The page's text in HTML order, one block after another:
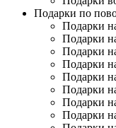
Подарки по
Подарки
Подарки
Подарки
Подарки
Подарки
Подарки
Подарки
Подарки